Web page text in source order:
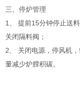
三、停炉管理
1、 提前15分钟停止送
关闭隔料阀；
2、 关闭电源，停风机
量减少炉膛积碳。